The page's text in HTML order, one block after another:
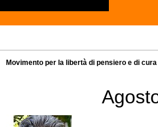
Movimento per la libertà di pensiero e di cura